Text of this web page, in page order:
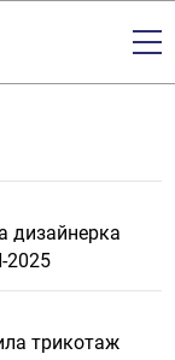
дизайнерка
2025
трикотаж